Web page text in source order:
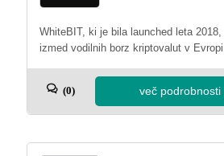
WhiteBIT, ki je bila launched leta
izmed vodilnih borz kriptovalut v Evropi.
(0) več podrobnosti